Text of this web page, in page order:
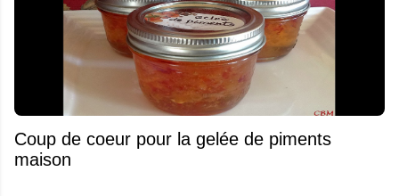
Coup de coeur pour la gelée de piments
maison